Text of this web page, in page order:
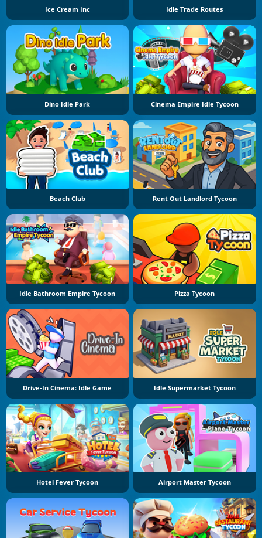
Ice Cream Inc Idle Trade Routes
Dino Idle Park Cinema Empire Idle Tycoon
Beach Club Rent Out Landlord Tycoon
Idle Bathroom Empire Tycoon Pizza Tycoon
Drive-In Cinema: Idle Game Idle Supermarket Tycoon
Hotel Fever Tycoon Airport Master Tycoon